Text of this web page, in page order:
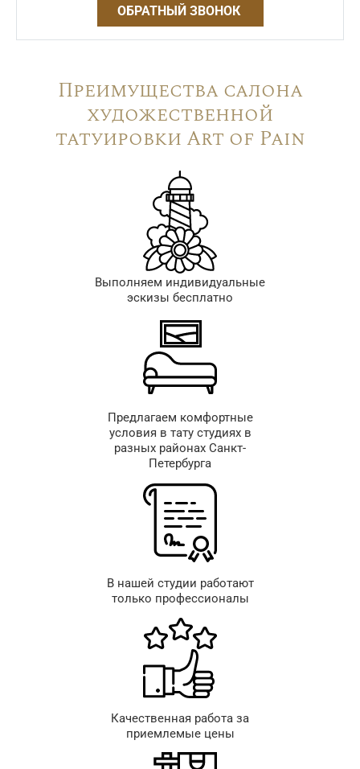
ОБРАТНЫЙ ЗВОНОК
Преимущества салона
художественной
татуировки Art of Pain
Выполняем индивидуальные
эскизы бесплатно
Предлагаем комфортные
условия в тату студиях в
разных районах Санкт-
Петербурга
В нашей студии работают
только профессионалы
Качественная работа за
приемлемые цены